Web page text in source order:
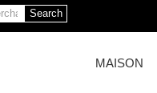
Search
MAISON